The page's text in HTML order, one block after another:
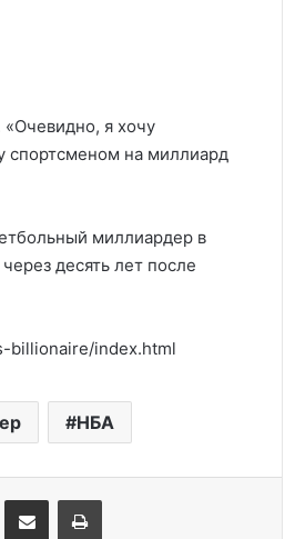
«Очевидно, я хочу
спортсменом на миллиард
миллиардер в
десять лет после
billionaire/index.html
НБА
больше не получит
приведёт